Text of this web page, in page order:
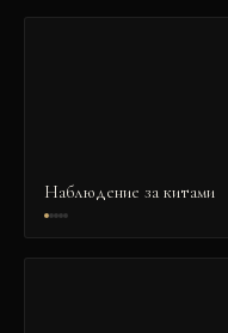
Наблюдение за китами